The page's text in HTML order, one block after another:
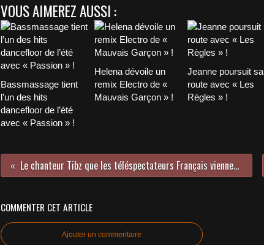
VOUS AIMEREZ AUSSI :
Bassmassage tient
l’un des hits
dancefloor de l’été
avec « Passion » !
Helena dévoile un
remix Electro de «
Mauvais Garçon » !
Jeanne poursuit sa
route avec « Les
Règles » !
Le chanteur Tibz que les téléspectateurs Français viennent de découvrir lors de la Fête de la Musique sur France 2 vous présente son premier album !
COMMENTER CET ARTICLE
Ajouter un commentaire